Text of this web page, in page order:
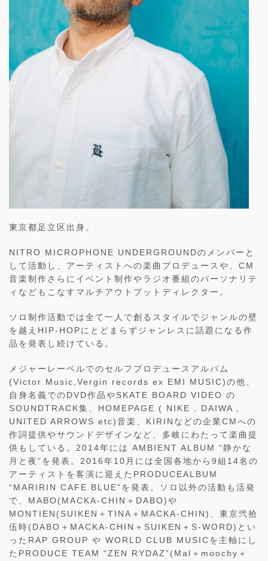
東京都足立区出身。
NITRO MICROPHONE UNDERGROUNDのメンバーと
して活動し、アーティストへの楽曲プロデュースや、CM
音楽制作さらにイベント制作やラジオ番組のパーソナリテ
ィなどもこなすマルチアウトプットディレクター。
ソロ制作活動では全て一人で創るスタイルでジャンルの壁
を越えHIP-HOPにとどまらずジャンレスに話題になる作
品を発表し続けている。
メジャーレーベルでのセルフプロデュースアルバム
(Victor Music,Vergin records ex EMI MUSIC)の他、
自身名義でのDVD作品やSKATE BOARD VIDEO の
SOUNDTRACK集、HOMEPAGE ( NIKE , DAIWA ,
UNITED ARROWS etc)音楽、KIRINなどの企業CMへの
作詞提供やサウンドデザインなど、多岐にわたって楽曲提
供もしている。2014年には AMBIENT ALBUM “静かな
月と夜”を発表。2016年10月には全国各地から9組14名の
アーティストを客演に迎えたPRODUCEALBUM
“MARIRIN CAFE BLUE”を発表。ソロ以外の活動も活発
で、MABO(MACKA-CHIN＋DABO)や
MONTIEN(SUIKEN＋TINA＋MACKA-CHIN)、東京弐拾
伍時(DABO＋MACKA-CHIN＋SUIKEN＋S-WORD)とい
ったRAP GROUP や WORLD CLUB MUSICを主軸にし
たPRODUCE TEAM “ZEN RYDAZ”(Mal＋moochy＋